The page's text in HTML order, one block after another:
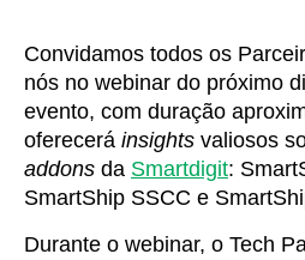
Convidamos todos os
nós no webinar do próximo
evento, com duração
oferecerá insights valiosos
addons da Smartdigit:
SmartShip SSCC e
Durante o webinar, o Tech